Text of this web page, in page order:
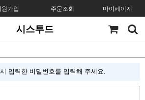
원가입 주문조회 마이페이지
시스투드
입력한 비밀번호를 입력해 주세요.